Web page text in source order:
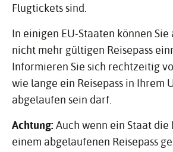
Flugtickets sind.
In einigen EU-Staaten können
nicht mehr gültigen Reisepass
Informieren Sie sich rechtzeitig
wie lange ein Reisepass in Ihrem
abgelaufen sein darf.
Achtung: Auch wenn ein Staat die
einem abgelaufenen Reisepass